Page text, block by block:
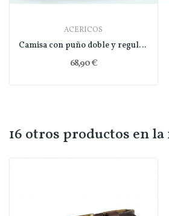
ACERICOS
Camisa con puño doble y regular fit
68,90 €
16 otros productos en